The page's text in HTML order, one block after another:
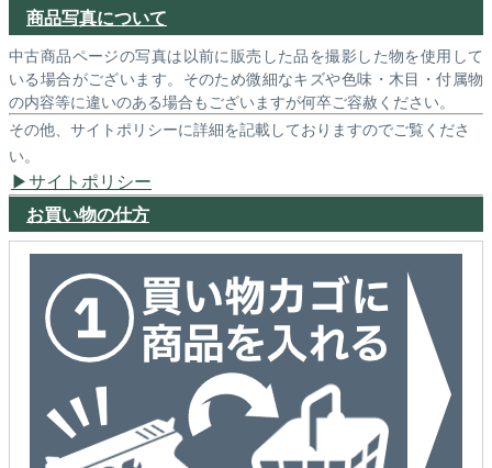
商品写真について
中古商品ページの写真は以前に販売した品を撮影した物を使用して
いる場合がございます。そのため微細なキズや色味・木目・付属物
の内容等に違いのある場合もございますが何卒ご容赦ください。
その他、サイトポリシーに詳細を記載しておりますのでご覧くださ
い。
サイトポリシー
お買い物の仕方